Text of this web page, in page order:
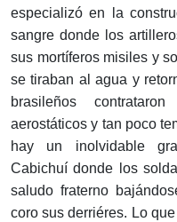
especializó en la
sangre donde los
sus mortíferos misiles y
se tiraban al agua y
brasileños
aerostáticos y tan poco
hay un inolvidable
Cabichuí donde los
saludo fraterno
coro sus derriéres. Lo